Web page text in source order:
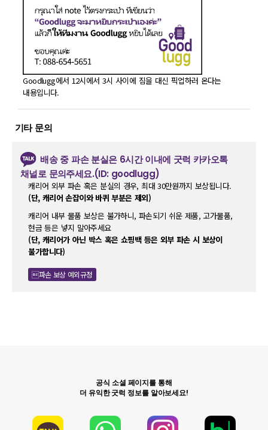
Goodlugg에서 12시에서 3시 사이에 짐을 대신 픽업하러 온다는
내용입니다.
기타 문의
배송 중 파손 분실은 6시간 이내에 굿럭 카카오톡
채널로 문의주세요.(ID: goodlugg)
캐리어 외부 파손 혹은 분실의 경우, 최대 30만원까지 보상됩니다.
(단, 캐리어 손잡이와 바퀴 부분은 제외)
캐리어 내부 물품 보상은 불가하니, 파손되기 쉬운 제품, 고가물품,
현금 등은 넣지 말아주세요
(단, 캐리어가 아닌 박스 혹은 쇼핑백 등은 외부 파손 시 보상이
불가합니다)
파손 보상 예외규정
공식 소셜 페이지를 통해
더 유익한 굿럭 정보를 알아보세요!